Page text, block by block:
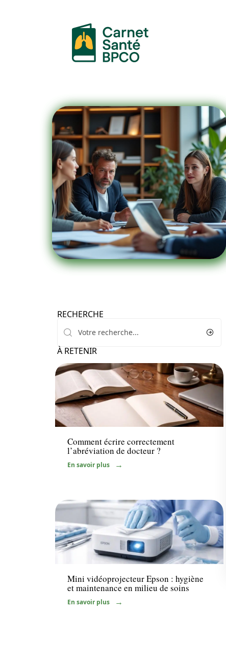
RECHERCHE
À RETENIR
Santé
Comment écrire correctement
l’abréviation de docteur ?
En savoir plus
Santé
Mini vidéoprojecteur Epson : hygiène
et maintenance en milieu de soins
En savoir plus